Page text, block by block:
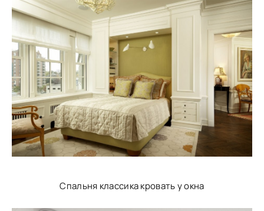
Спальня классика кровать у окна